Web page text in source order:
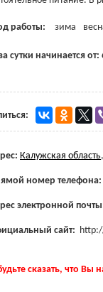
работы: зима
сутки начинается от:
Калужская область,
номер телефона:
электронной
сайт:
сказать, что Вы